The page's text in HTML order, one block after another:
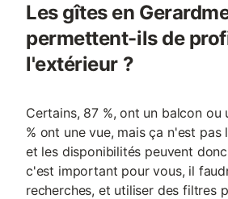
Les gîtes en
permettent-ils de
l'extérieur ?
Certains, 87 %, ont un balcon ou
% ont une vue, mais ça n'est pas
et les disponibilités peuvent
c'est important pour vous, il
recherches, et utiliser des filtres